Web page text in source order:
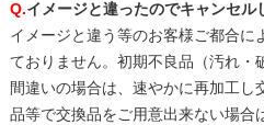
Q.イメージと違ったのでキャンセル
イメージと違う等のお客様ご都合に
ておりません。初期不良品（汚れ・
間違いの場合は、速やかに再加工し
品等で交換品をご用意出来ない場合